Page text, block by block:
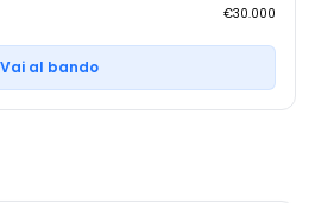
€30.000
Vai al bando